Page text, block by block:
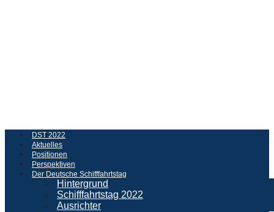
DST 2022
Aktuelles
Positionen
Perspektiven
Der Deutsche Schifffahrtstag
Hintergrund
Schifffahrtstag 2022
Ausrichter